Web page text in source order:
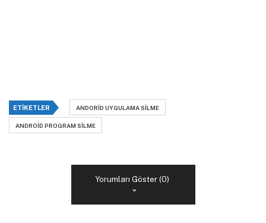
ETIKETLER ANDORID UYGULAMA SILME
ANDROID PROGRAM SILME
Yorumları Göster (0)